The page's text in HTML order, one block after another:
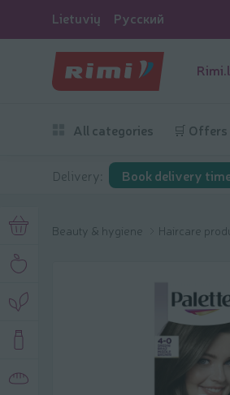
Lietuvių Русский
All categories 🛒 Offers
Delivery: Book delivery
Beauty & hygiene Haircare